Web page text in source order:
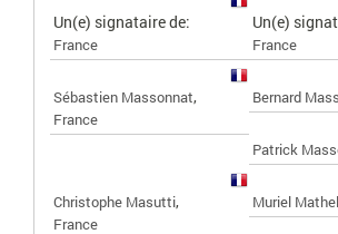
Un(e) signataire de:
France
Un(e)
France
Sébastien Massonnat,
France
Bernard
Patrick
Christophe Masutti,
France
Muriel